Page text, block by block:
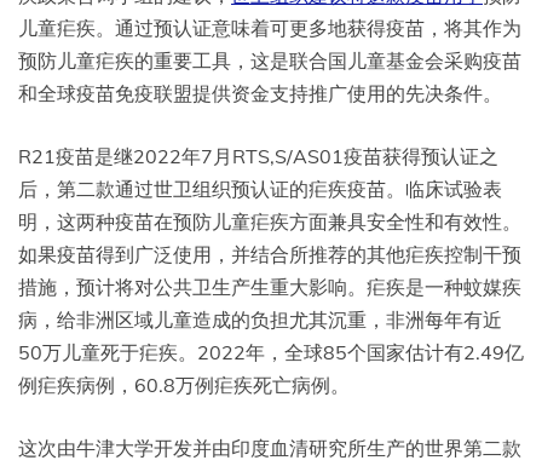
儿童疟疾。通过预认证意味着可更多地获得疫苗，将其作为
预防儿童疟疾的重要工具，这是联合国儿童基金会采购疫苗
和全球疫苗免疫联盟提供资金支持推广使用的先决条件。
R21疫苗是继2022年7月RTS,S/AS01疫苗获得预认证之
后，第二款通过世卫组织预认证的疟疾疫苗。临床试验表
明，这两种疫苗在预防儿童疟疾方面兼具安全性和有效性。
如果疫苗得到广泛使用，并结合所推荐的其他疟疾控制干预
措施，预计将对公共卫生产生重大影响。疟疾是一种蚊媒疾
病，给非洲区域儿童造成的负担尤其沉重，非洲每年有近
50万儿童死于疟疾。2022年，全球85个国家估计有2.49亿
例疟疾病例，60.8万例疟疾死亡病例。
这次由牛津大学开发并由印度血清研究所生产的世界第二款